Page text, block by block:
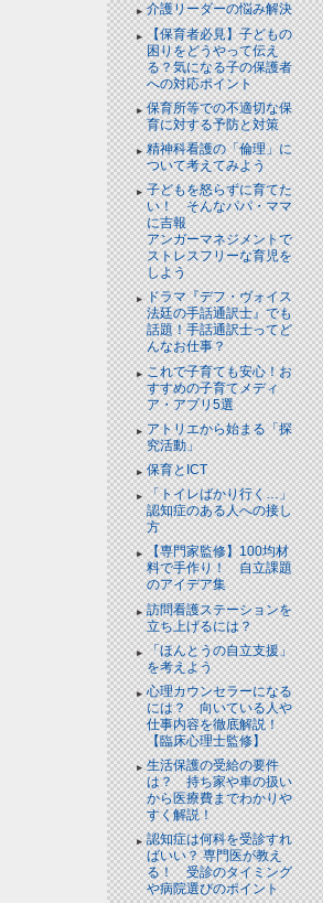
介護リーダーの悩み解決
【保育者必見】子どもの
困りをどうやって伝え
る？気になる子の保護者
への対応ポイント
保育所等での不適切な保
育に対する予防と対策
精神科看護の「倫理」に
ついて考えてみよう
子どもを怒らずに育てた
い！ そんなパパ・ママ
に吉報
アンガーマネジメントで
ストレスフリーな育児を
しよう
ドラマ『デフ・ヴォイス
法廷の手話通訳士』でも
話題！手話通訳士ってど
んなお仕事？
これで子育ても安心！お
すすめの子育てメディ
ア・アプリ5選
アトリエから始まる「探
究活動」
保育とICT
「トイレばかり行く…」
認知症のある人への接し
方
【専門家監修】100均材
料で手作り！ 自立課題
のアイデア集
訪問看護ステーションを
立ち上げるには？
「ほんとうの自立支援」
を考えよう
心理カウンセラーになる
には？ 向いている人や
仕事内容を徹底解説！
【臨床心理士監修】
生活保護の受給の要件
は？ 持ち家や車の扱い
から医療費までわかりや
すく解説！
認知症は何科を受診すれ
ばいい？ 専門医が教え
る！ 受診のタイミング
や病院選びのポイント